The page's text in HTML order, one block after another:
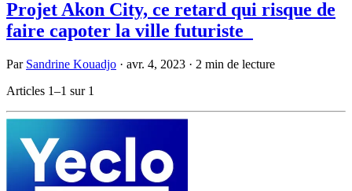
Projet Akon City, ce retard qui risque de
faire capoter la ville futuriste
Par Sandrine Kouadjo · avr. 4, 2023 · 2 min de lecture
Articles 1–1 sur 1